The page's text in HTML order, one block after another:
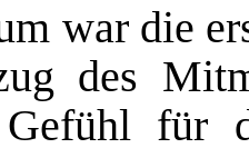
war die
des
für